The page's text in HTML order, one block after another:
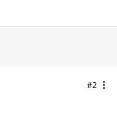
#2